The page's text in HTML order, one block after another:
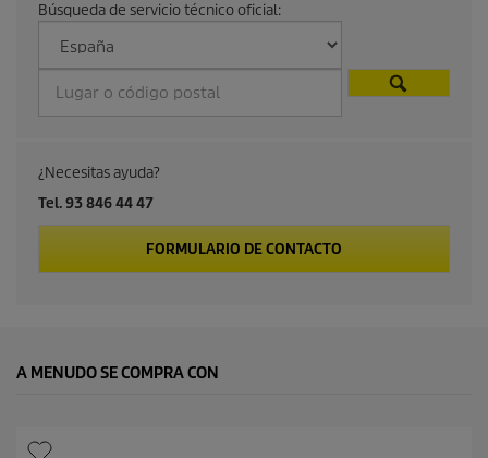
l
d
e
p
r
o
c
t
Búsqueda de servicio técnico oficial:
¿Necesitas ayuda?
Tel. 93 846 44 47
FORMULARIO DE CONTACTO
A MENUDO SE COMPRA CON